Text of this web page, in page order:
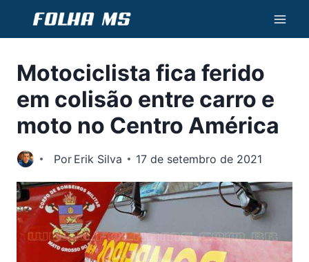
Conteúdo
Motociclista fica ferido
em colisão entre carro e
moto no Centro América
Por Erik Silva 17 de setembro de 2021